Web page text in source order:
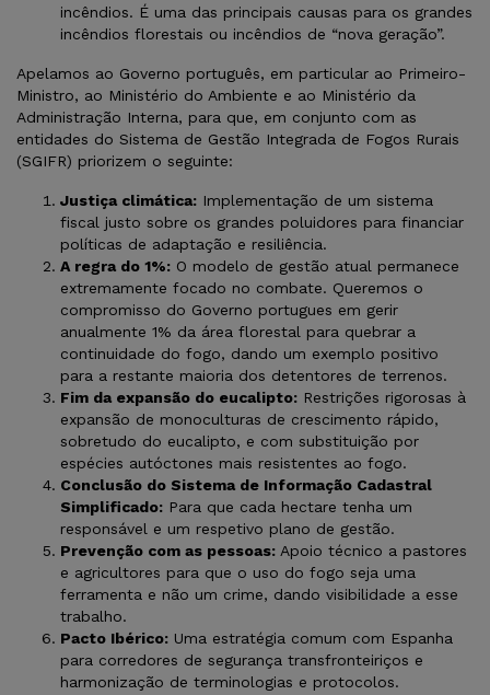
incêndios. É uma das principais causas para os grandes
incêndios florestais ou incêndios de “nova geração”.
Apelamos ao Governo português, em particular ao Primeiro-
Ministro, ao Ministério do Ambiente e ao Ministério da
Administração Interna, para que, em conjunto com as
entidades do Sistema de Gestão Integrada de Fogos Rurais
(SGIFR) priorizem o seguinte:
Justiça climática: Implementação de um sistema
fiscal justo sobre os grandes poluidores para financiar
políticas de adaptação e resiliência.
A regra do 1%: O modelo de gestão atual permanece
extremamente focado no combate. Queremos o
compromisso do Governo portugues em gerir
anualmente 1% da área florestal para quebrar a
continuidade do fogo, dando um exemplo positivo
para a restante maioria dos detentores de terrenos.
Fim da expansão do eucalipto: Restrições rigorosas à
expansão de monoculturas de crescimento rápido,
sobretudo do eucalipto, e com substituição por
espécies autóctones mais resistentes ao fogo.
Conclusão do Sistema de Informação Cadastral
Simplificado: Para que cada hectare tenha um
responsável e um respetivo plano de gestão.
Prevenção com as pessoas: Apoio técnico a pastores
e agricultores para que o uso do fogo seja uma
ferramenta e não um crime, dando visibilidade a esse
trabalho.
Pacto Ibérico: Uma estratégia comum com Espanha
para corredores de segurança transfronteiriços e
harmonização de terminologias e protocolos.